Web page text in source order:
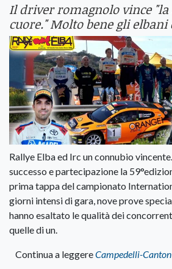
Il driver romagnolo vince "la
cuore." Molto bene gli
Rallye Elba ed Irc un connubio
successo e partecipazione la
prima tappa del campionato
giorni intensi di gara, nove prove
hanno esaltato le qualità dei
quelle di un.
Continua a leggereCampedelli-